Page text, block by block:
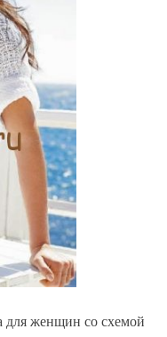
для женщин со схемой